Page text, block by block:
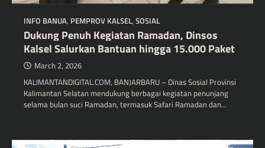
INFO BANUA, PEMPROV KALSEL, SOSIAL
Dukung Penuh Kegiatan Ramadan, Dinsos
Kalsel Salurkan Bantuan hingga 15.000 Paket
March 2, 2026
KALIMANTANDIGITAL.COM, BANJARBARU – Dinas Sosial Provinsi
Kalimantan Selatan mendukung berbagai kegiatan penunjang
selama bulan suci Ramadan, termasuk Safari Ramadan dan…